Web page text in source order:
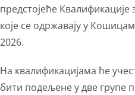
предстојеће Квалификације
које се одржавају у
2026.
На квалификацијама ће
бити подељене у две групе